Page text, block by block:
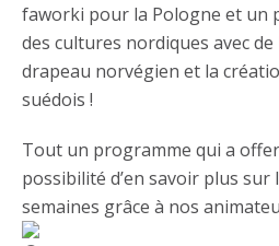
faworki pour la Pologne et un
des cultures nordiques avec
drapeau norvégien et la
suédois !
Tout un programme qui a
possibilité d’en savoir plus sur
semaines grâce à nos